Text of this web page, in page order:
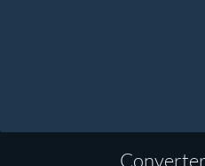
Converter